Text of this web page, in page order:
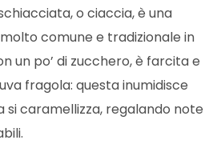
o ciaccia, è una
comune e tradizionale in
un po’ di zucchero, è farcita e
fragola: questa inumidisce
si caramellizza, regalando note